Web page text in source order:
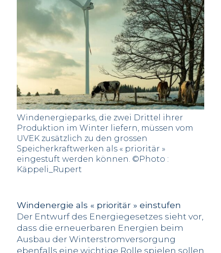
Windenergieparks, die zwei Drittel ihrer
Produktion im Winter liefern, müssen vom
UVEK zusätzlich zu den grossen
Speicherkraftwerken als « prioritär »
eingestuft werden können. ©Photo :
Käppeli_Rupert
Windenergie als « prioritär » einstufen
Der Entwurf des Energiegesetzes sieht vor,
dass die erneuerbaren Energien beim
Ausbau der Winterstromversorgung
ebenfalls eine wichtige Rolle spielen sollen